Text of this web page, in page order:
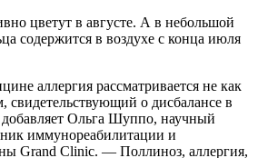
цветут в августе. А в небольшой
содержится в воздухе с конца июля
аллергия рассматривается не как
свидетельствующий о дисбалансе в
Ольга Шуппо, научный
иммунореабилитации и
Grand Clinic. — Поллиноз, аллергия,